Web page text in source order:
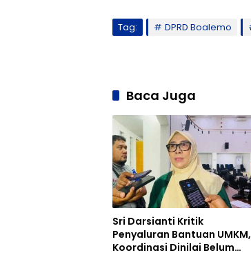
Tag: DPRD Boalemo
Baca Juga
Sri Darsianti Kritik
Penyaluran Bantuan UMKM,
Koordinasi Dinilai Belum